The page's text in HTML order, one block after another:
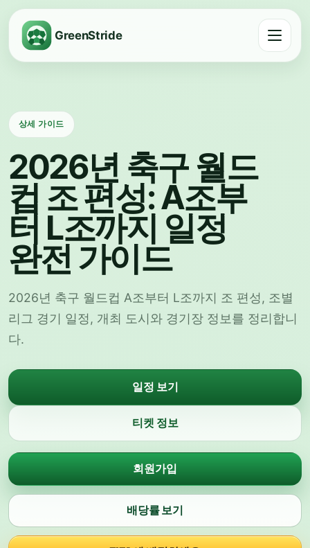
GreenStride
상세 가이드
2026년 축구 월드
컵 조 편성: A조부
터 L조까지 일정
완전 가이드
2026년 축구 월드컵 A조부터 L조까지 조 편성, 조별
리그 경기 일정, 개최 도시와 경기장 정보를 정리합니
다.
일정 보기
티켓 정보
회원가입
배당률 보기